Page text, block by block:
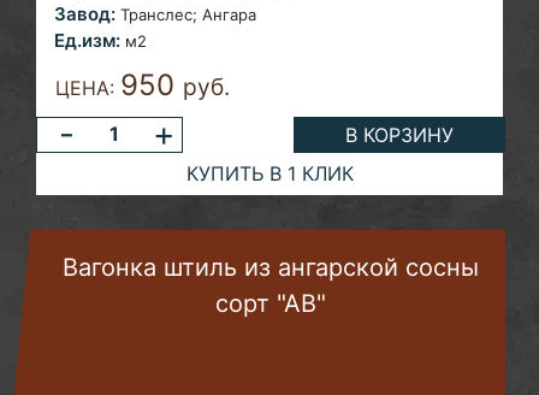
Завод: Транслес; Ангара
Ед.изм: м2
ЦЕНА: 950 руб.
- +
В КОРЗИНУ
КУПИТЬ В 1 КЛИК
Вагонка штиль из ангарской сосны
сорт "АВ"